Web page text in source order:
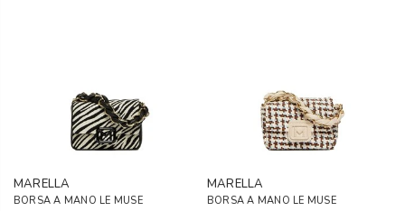
MARELLA
BORSA A MANO LE MUSE
MARELLA
BORSA A MANO LE MUSE